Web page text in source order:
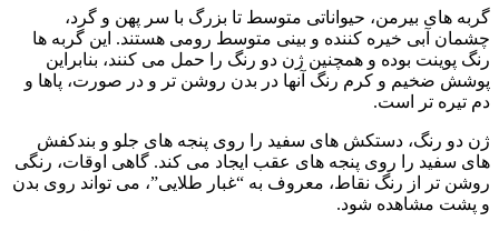
گربه‌ های بیرمن، حیواناتی متوسط تا بزرگ با سر پهن و گرد،
چشمان آبی خیره‌ کننده و بینی متوسط رومی هستند. این گربه‌ ها
رنگ‌ پوینت بوده و همچنین ژن دو رنگ را حمل می‌ کنند، بنابراین
پوشش ضخیم و کرم‌ رنگ آنها در بدن روشن‌ تر و در صورت، پاها و
دم تیره‌ تر است.
ژن دو رنگ، دستکش‌ های سفید را روی پنجه‌ های جلو و بندکفش‌
های سفید را روی پنجه‌ های عقب ایجاد می‌ کند. گاهی اوقات، رنگی
روشن‌ تر از رنگ نقاط، معروف به “غبار طلایی”، می‌ تواند روی بدن
و پشت مشاهده شود.